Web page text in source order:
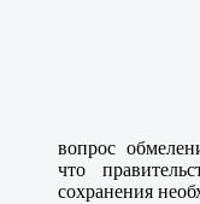
вопрос
что
сохранения